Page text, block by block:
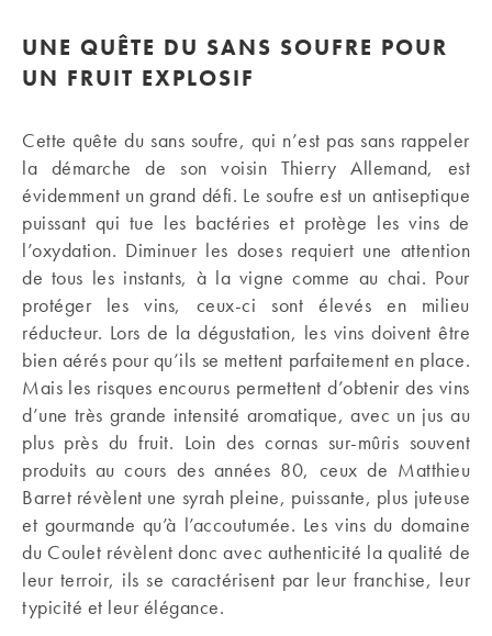
UNE QUÊTE DU SANS SOUFRE POUR
UN FRUIT EXPLOSIF
Cette quête du sans soufre, qui n’est pas sans rappeler
la démarche de son voisin Thierry Allemand, est
évidemment un grand défi. Le soufre est un antiseptique
puissant qui tue les bactéries et protège les vins de
l’oxydation. Diminuer les doses requiert une attention
de tous les instants, à la vigne comme au chai. Pour
protéger les vins, ceux-ci sont élevés en milieu
réducteur. Lors de la dégustation, les vins doivent être
bien aérés pour qu’ils se mettent parfaitement en place.
Mais les risques encourus permettent d’obtenir des vins
d’une très grande intensité aromatique, avec un jus au
plus près du fruit. Loin des cornas sur-mûris souvent
produits au cours des années 80, ceux de Matthieu
Barret révèlent une syrah pleine, puissante, plus juteuse
et gourmande qu’à l’accoutumée. Les vins du domaine
du Coulet révèlent donc avec authenticité la qualité de
leur terroir, ils se caractérisent par leur franchise, leur
typicité et leur élégance.